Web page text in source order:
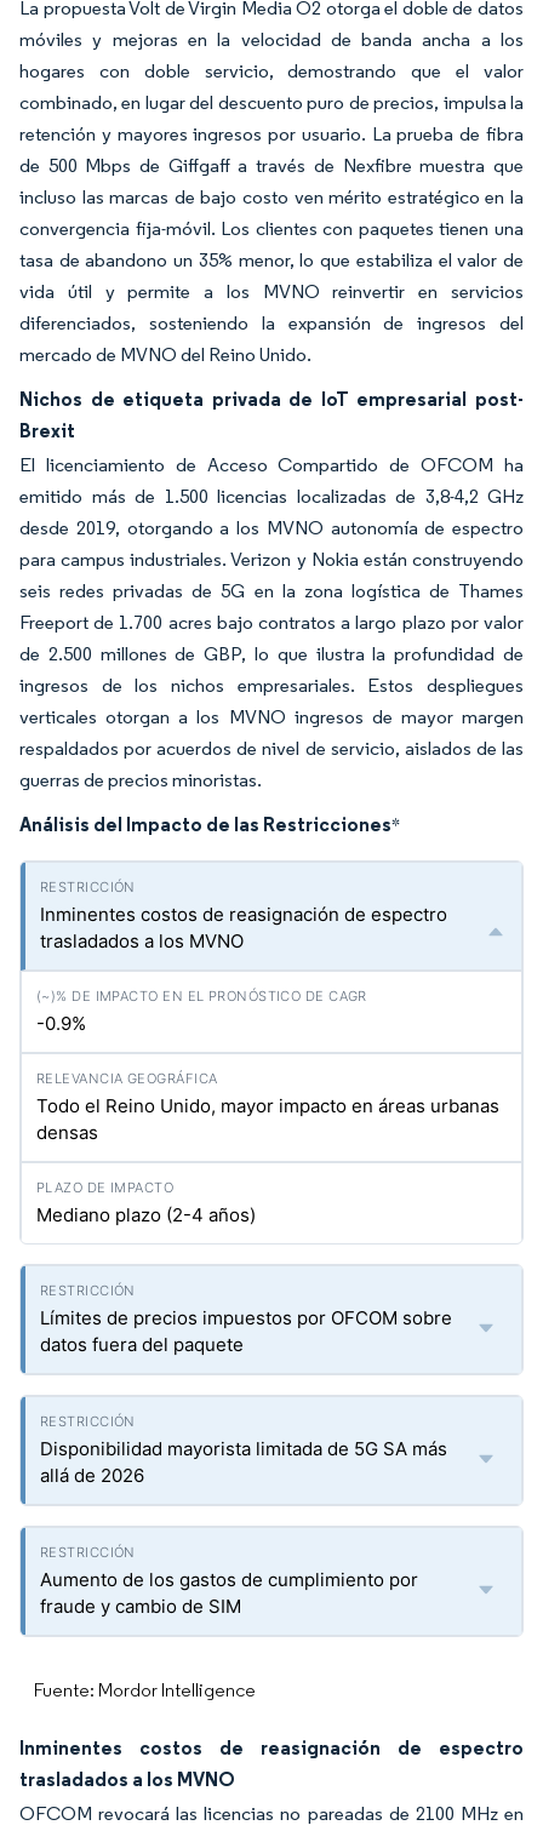
La propuesta Volt de Virgin Media O2 otorga el doble de datos
móviles y mejoras en la velocidad de banda ancha a los
hogares con doble servicio, demostrando que el valor
combinado, en lugar del descuento puro de precios, impulsa la
retención y mayores ingresos por usuario. La prueba de fibra
de 500 Mbps de Giffgaff a través de Nexfibre muestra que
incluso las marcas de bajo costo ven mérito estratégico en la
convergencia fija-móvil. Los clientes con paquetes tienen una
tasa de abandono un 35% menor, lo que estabiliza el valor de
vida útil y permite a los MVNO reinvertir en servicios
diferenciados, sosteniendo la expansión de ingresos del
mercado de MVNO del Reino Unido.
Nichos de etiqueta privada de IoT empresarial post-
Brexit
El licenciamiento de Acceso Compartido de OFCOM ha
emitido más de 1.500 licencias localizadas de 3,8-4,2 GHz
desde 2019, otorgando a los MVNO autonomía de espectro
para campus industriales. Verizon y Nokia están construyendo
seis redes privadas de 5G en la zona logística de Thames
Freeport de 1.700 acres bajo contratos a largo plazo por valor
de 2.500 millones de GBP, lo que ilustra la profundidad de
ingresos de los nichos empresariales. Estos despliegues
verticales otorgan a los MVNO ingresos de mayor margen
respaldados por acuerdos de nivel de servicio, aislados de las
guerras de precios minoristas.
Análisis del Impacto de las Restricciones*
Inminentes costos de reasignación de espectro
trasladados a los MVNO
-0.9%
Todo el Reino Unido, mayor impacto en áreas urbanas
densas
Mediano plazo (2-4 años)
Límites de precios impuestos por OFCOM sobre
datos fuera del paquete
Disponibilidad mayorista limitada de 5G SA más
allá de 2026
Aumento de los gastos de cumplimiento por
fraude y cambio de SIM
Fuente: Mordor Intelligence
Inminentes costos de reasignación de espectro
trasladados a los MVNO
OFCOM revocará las licencias no pareadas de 2100 MHz en